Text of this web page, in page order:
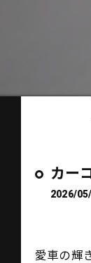
カー
2026/
愛車の輝